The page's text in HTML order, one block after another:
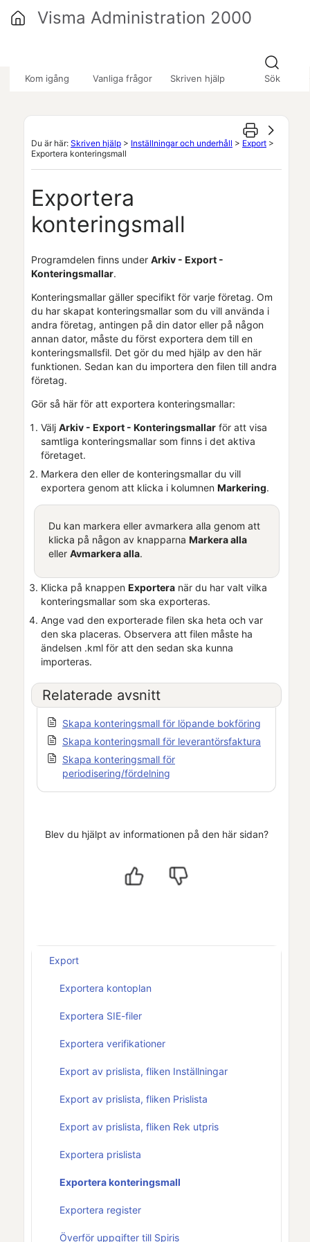
Kom igång Vanliga frågor Skriven hjälp Sök
Visma Administration 2000
Du är här: Skriven hjälp > Inställningar och underhåll > Export >
Exportera konteringsmall
Exportera
konteringsmall
Programdelen finns under Arkiv - Export -
Konteringsmallar.
Konteringsmallar gäller specifikt för varje företag. Om
du har skapat konteringsmallar som du vill använda i
andra företag, antingen på din dator eller på någon
annan dator, måste du först exportera dem till en
konteringsmallsfil. Det gör du med hjälp av den här
funktionen. Sedan kan du importera den filen till andra
företag.
Gör så här för att exportera konteringsmallar:
Välj Arkiv - Export - Konteringsmallar för att visa
samtliga konteringsmallar som finns i det aktiva
företaget.
Markera den eller de konteringsmallar du vill
exportera genom att klicka i kolumnen Markering.
Du kan markera eller avmarkera alla genom att
klicka på någon av knapparna Markera alla
eller Avmarkera alla.
Klicka på knappen Exportera när du har valt vilka
konteringsmallar som ska exporteras.
Ange vad den exporterade filen ska heta och var
den ska placeras. Observera att filen måste ha
ändelsen .kml för att den sedan ska kunna
importeras.
Relaterade avsnitt
Skapa konteringsmall för löpande bokföring
Skapa konteringsmall för leverantörsfaktura
Skapa konteringsmall för
periodisering/fördelning
Blev du hjälpt av informationen på den här sidan?
Export
Exportera kontoplan
Exportera SIE-filer
Exportera verifikationer
Export av prislista, fliken Inställningar
Export av prislista, fliken Prislista
Export av prislista, fliken Rek utpris
Exportera prislista
Exportera konteringsmall
Exportera register
Överför uppgifter till Spiris